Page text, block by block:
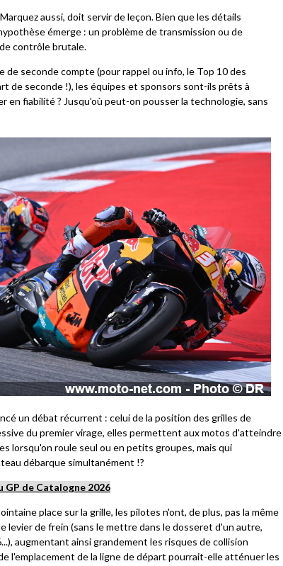
aussi, doit servir de leçon. Bien que les détails
émerge : un problème de transmission ou de
contrôle brutale.
de seconde compte (pour rappel ou info, le Top 10 des
de seconde !), les équipes et sponsors sont-ils prêts à
en fiabilité ? Jusqu’où peut-on pousser la technologie, sans
un débat récurrent : celui de la position des grilles de
du premier virage, elles permettent aux motos d'atteindre
lorsqu'on roule seul ou en petits groupes, mais qui
débarque simultanément !?
GP de Catalogne 2026
place sur la grille, les pilotes n'ont, de plus, pas la même
levier de frein (sans le mettre dans le dosseret d'un autre,
augmentant ainsi grandement les risques de collision
l'emplacement de la ligne de départ pourrait-elle atténuer les